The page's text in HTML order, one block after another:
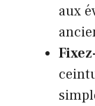
aux